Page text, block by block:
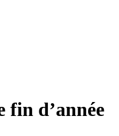
fin d’année